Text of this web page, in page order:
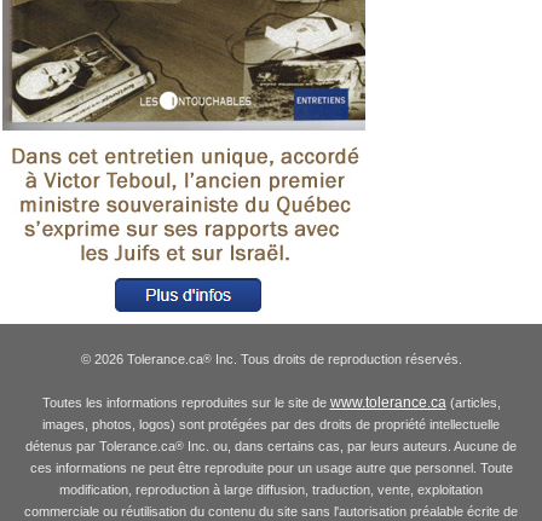
© 2026 Tolerance.ca®Inc. Tous droits de reproduction réservés.
Toutes les informations reproduites sur le site de www.tolerance.ca(articles,
images, photos, logos) sont protégées par des droits de propriété intellectuelle
détenus par Tolerance.ca® Inc. ou, dans certains cas, par leurs auteurs. Aucune de
ces informations ne peut être reproduite pour un usage autre que personnel. Toute
modification, reproduction à large diffusion, traduction, vente, exploitation
commerciale ou réutilisation du contenu du site sans l'autorisation préalable écrite de